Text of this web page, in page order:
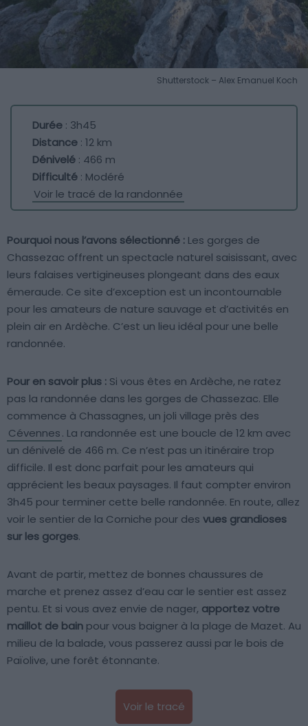
Shutterstock – Alex Emanuel Koch
Durée : 3h45
Distance : 12 km
Dénivelé : 466 m
Difficulté : Modéré
Voir le tracé de la randonnée
Pourquoi nous l’avons sélectionné : Les gorges de
Chassezac offrent un spectacle naturel saisissant, avec
leurs falaises vertigineuses plongeant dans des eaux
émeraude. Ce site d’exception est un incontournable
pour les amateurs de nature sauvage et d’activités en
plein air en Ardèche. C’est un lieu idéal pour une belle
randonnée.
Pour en savoir plus : Si vous êtes en Ardèche, ne ratez
pas la randonnée dans les gorges de Chassezac. Elle
commence à Chassagnes, un joli village près des
Cévennes. La randonnée est une boucle de 12 km avec
un dénivelé de 466 m. Ce n’est pas un itinéraire trop
difficile. Il est donc parfait pour les amateurs qui
apprécient les beaux paysages. Il faut compter environ
3h45 pour terminer cette belle randonnée. En route, allez
voir le sentier de la Corniche pour des vues grandioses
sur les gorges.
Avant de partir, mettez de bonnes chaussures de
marche et prenez assez d’eau car le sentier est assez
pentu. Et si vous avez envie de nager, apportez votre
maillot de bain pour vous baigner à la plage de Mazet. Au
milieu de la balade, vous passerez aussi par le bois de
Païolive, une forêt étonnante.
Voir le tracé